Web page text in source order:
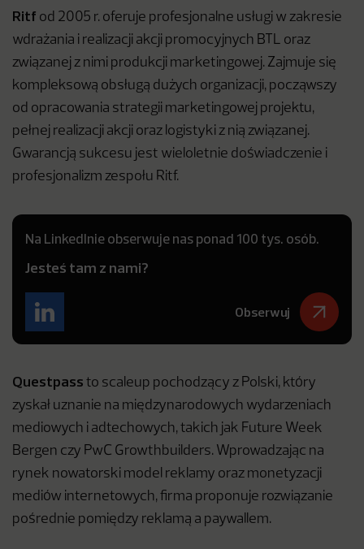
Ritf od 2005 r. oferuje profesjonalne usługi w zakresie
wdrażania i realizacji akcji promocyjnych BTL oraz
związanej z nimi produkcji marketingowej. Zajmuje się
kompleksową obsługą dużych organizacji, począwszy
od opracowania strategii marketingowej projektu,
pełnej realizacji akcji oraz logistyki z nią związanej.
Gwarancją sukcesu jest wieloletnie doświadczenie i
profesjonalizm zespołu Ritf.
Na LinkedInie obserwuje nas ponad 100 tys. osób.
Jesteś tam z nami?
Obserwuj
Questpass to scaleup pochodzący z Polski, który
zyskał uznanie na międzynarodowych wydarzeniach
mediowych i adtechowych, takich jak Future Week
Bergen czy PwC Growthbuilders. Wprowadzając na
rynek nowatorski model reklamy oraz monetyzacji
mediów internetowych, firma proponuje rozwiązanie
pośrednie pomiędzy reklamą a paywallem.